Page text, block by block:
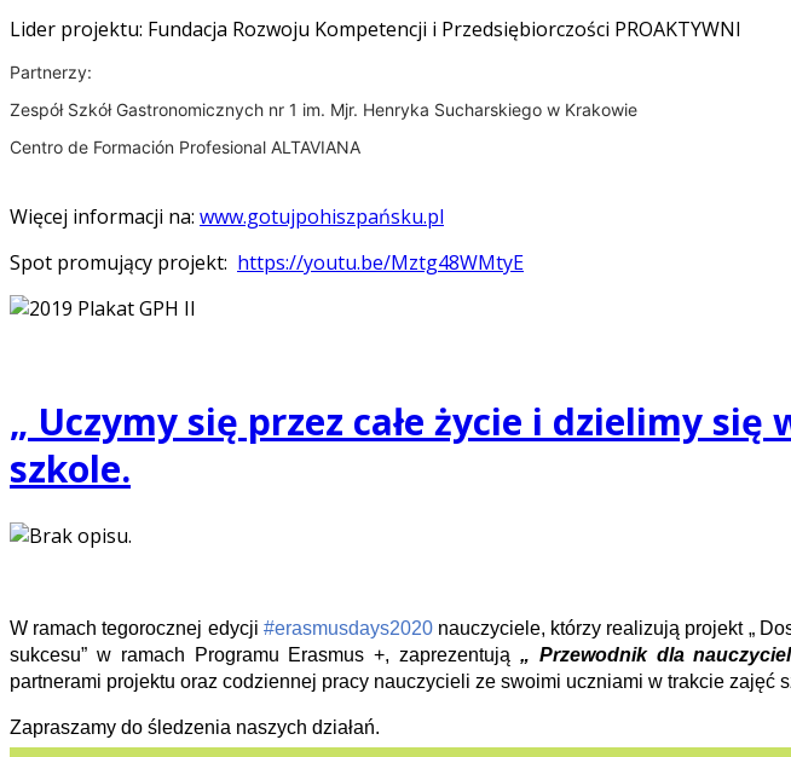
Lider projektu: Fundacja Rozwoju Kompetencji i Przedsiębiorczości PROAKTYWNI
Partnerzy:
Zespół Szkół Gastronomicznych nr 1 im. Mjr. Henryka Sucharskiego w Krakowie
Centro de Formación Profesional ALTAVIANA
Więcej informacji na: www.gotujpohiszpańsku.pl
Spot promujący projekt: https://youtu.be/Mztg48WMtyE
„ Uczymy się przez całe życie i dzielimy
szkole.
W ramach tegorocznej edycji #erasmusdays2020 nauczyciele, którzy realizują projekt „
sukcesu” w ramach Programu Erasmus +, zaprezentują „ Przewodnik dla
partnerami projektu oraz codziennej pracy nauczycieli ze swoimi uczniami w trakcie zajęć
Zapraszamy do śledzenia naszych działań.